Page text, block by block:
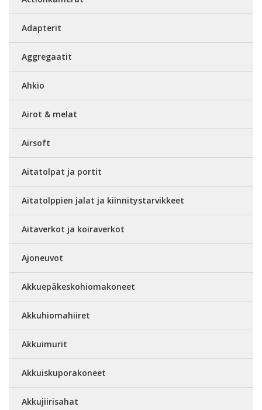
Adapterit
Aggregaatit
Ahkio
Airot & melat
Airsoft
Aitatolpat ja portit
Aitatolppien jalat ja kiinnitystarvikkeet
Aitaverkot ja koiraverkot
Ajoneuvot
Akkuepäkeskohiomakoneet
Akkuhiomahiiret
Akkuimurit
Akkuiskuporakoneet
Akkujiirisahat